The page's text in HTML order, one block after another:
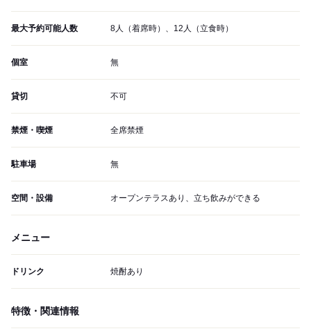
最大予約可能人数 8人（着席時）、12人（立食時）
個室 無
貸切 不可
禁煙・喫煙 全席禁煙
駐車場 無
空間・設備 オープンテラスあり、立ち飲みができる
メニュー
ドリンク 焼酎あり
特徴・関連情報